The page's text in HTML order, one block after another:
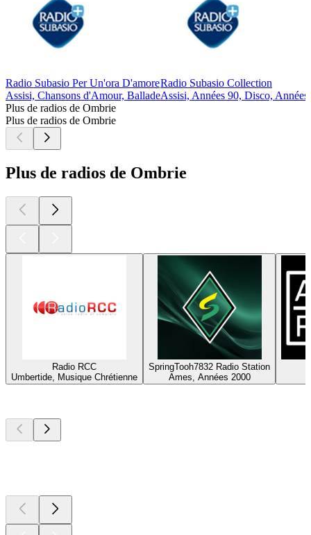
Radio Subasio Per Un'ora D'amore
Assisi, Chansons d'Amour, Ballade
Radio Subasio Collection
Assisi, Années 90, Disco, Années
Plus de radios de Ombrie
Plus de radios de Ombrie
Plus de radios de Ombrie
Radio RCC
Umbertide, Musique Chrétienne
SpringTooh7832 Radio Station
Ames, Années 2000